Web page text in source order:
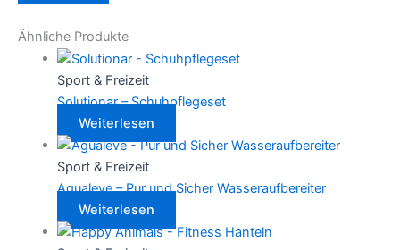
Ähnliche Produkte
Sport & Freizeit
Solutionar – Schuhpflegeset
Weiterlesen
Sport & Freizeit
Agualeve – Pur und Sicher Wasseraufbereiter
Weiterlesen